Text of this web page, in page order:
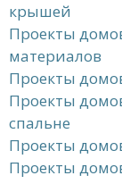
крышей
Проекты
материалов
Проекты
Проекты
спальне
Проекты
Проекты